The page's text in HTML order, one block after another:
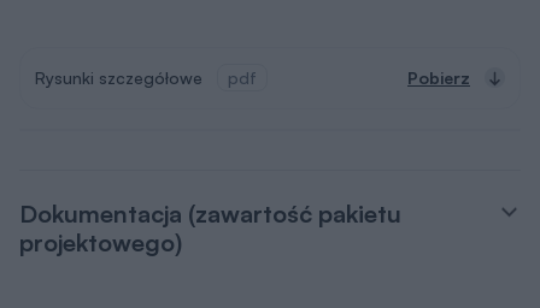
Rysunki szczegółowe pdf Pobierz
Dokumentacja (zawartość pakietu
projektowego)